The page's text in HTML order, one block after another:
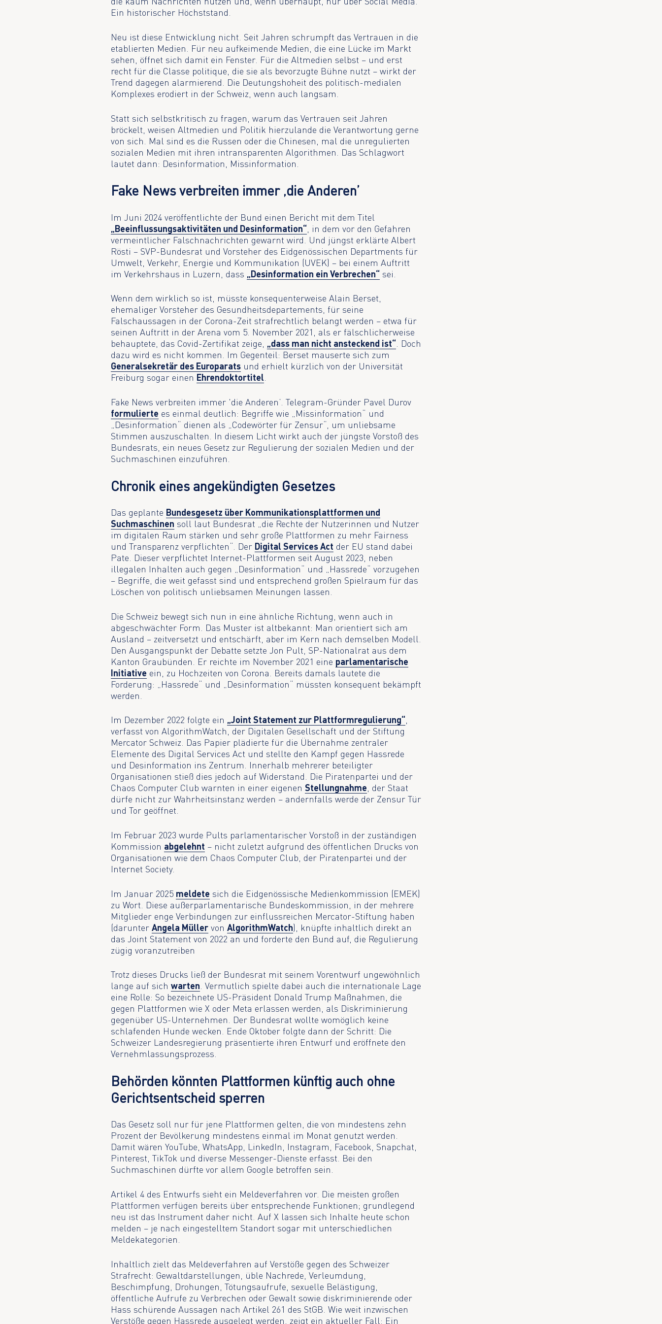
Ein historischer Höchststand.
Neu ist diese Entwicklung nicht. Seit Jahren schrumpft das Vertrauen in die
etablierten Medien. Für neu aufkeimende Medien, die eine Lücke im Markt
sehen, öffnet sich damit ein Fenster. Für die Altmedien selbst – und erst
recht für die Classe politique, die sie als bevorzugte Bühne nutzt – wirkt der
Trend dagegen alarmierend. Die Deutungshoheit des politisch-medialen
Komplexes erodiert in der Schweiz, wenn auch langsam.
Statt sich selbstkritisch zu fragen, warum das Vertrauen seit Jahren
bröckelt, weisen Altmedien und Politik hierzulande die Verantwortung gerne
von sich. Mal sind es die Russen oder die Chinesen, mal die unregulierten
sozialen Medien mit ihren intransparenten Algorithmen. Das Schlagwort
lautet dann: Desinformation, Missinformation.
Fake News verbreiten immer ‚die Anderen’
Im Juni 2024 veröffentlichte der Bund einen Bericht mit dem Titel
„Beeinflussungsaktivitäten und Desinformation“ , in dem vor den Gefahren
vermeintlicher Falschnachrichten gewarnt wird. Und jüngst erklärte Albert
Rösti – SVP-Bundesrat und Vorsteher des Eidgenössischen Departments für
Umwelt, Verkehr, Energie und Kommunikation (UVEK) – bei einem Auftritt
im Verkehrshaus in Luzern, dass „Desinformation ein Verbrechen“ sei.
Wenn dem wirklich so ist, müsste konsequenterweise Alain Berset,
ehemaliger Vorsteher des Gesundheitsdepartements, für seine
Falschaussagen in der Corona-Zeit strafrechtlich belangt werden – etwa für
seinen Auftritt in der Arena vom 5. November 2021, als er fälschlicherweise
behauptete, das Covid-Zertifikat zeige, „dass man nicht ansteckend ist“ . Doch
dazu wird es nicht kommen. Im Gegenteil: Berset mauserte sich zum
Generalsekretär des Europarats und erhielt kürzlich von der Universität
Freiburg sogar einen Ehrendoktortitel
Fake News verbreiten immer 'die Anderen’. Telegram-Gründer Pavel Durov
formulierte es einmal deutlich: Begriffe wie „Missinformation“ und
„Desinformation“ dienen als „Codewörter für Zensur“, um unliebsame
Stimmen auszuschalten. In diesem Licht wirkt auch der jüngste Vorstoß des
Bundesrats, ein neues Gesetz zur Regulierung der sozialen Medien und der
Suchmaschinen einzuführen.
Chronik eines angekündigten Gesetzes
Das geplante Bundesgesetz über Kommunikationsplattformen und
Suchmaschinen soll laut Bundesrat „die Rechte der Nutzerinnen und Nutzer
im digitalen Raum stärken und sehr große Plattformen zu mehr Fairness
und Transparenz verpflichten“. Der Digital Services Act der EU stand dabei
Pate. Dieser verpflichtet Internet-Plattformen seit August 2023, neben
illegalen Inhalten auch gegen „Desinformation“ und „Hassrede“ vorzugehen
– Begriffe, die weit gefasst sind und entsprechend großen Spielraum für das
Löschen von politisch unliebsamen Meinungen lassen.
Die Schweiz bewegt sich nun in eine ähnliche Richtung, wenn auch in
abgeschwächter Form. Das Muster ist altbekannt: Man orientiert sich am
Ausland – zeitversetzt und entschärft, aber im Kern nach demselben Modell.
Den Ausgangspunkt der Debatte setzte Jon Pult, SP-Nationalrat aus dem
Kanton Graubünden. Er reichte im November 2021 eine parlamentarische
Initiative ein, zu Hochzeiten von Corona. Bereits damals lautete die
Forderung: „Hassrede“ und „Desinformation“ müssten konsequent bekämpft
werden.
Im Dezember 2022 folgte ein „Joint Statement zur Plattformregulierung“
verfasst von AlgorithmWatch, der Digitalen Gesellschaft und der Stiftung
Mercator Schweiz. Das Papier plädierte für die Übernahme zentraler
Elemente des Digital Services Act und stellte den Kampf gegen Hassrede
und Desinformation ins Zentrum. Innerhalb mehrerer beteiligter
Organisationen stieß dies jedoch auf Widerstand. Die Piratenpartei und der
Chaos Computer Club warnten in einer eigenenStellungnahme , der Staat
dürfe nicht zur Wahrheitsinstanz werden – andernfalls werde der Zensur Tür
und Tor geöffnet.
Im Februar 2023 wurde Pults parlamentarischer Vorstoß in der zuständigen
Kommission abgelehnt – nicht zuletzt aufgrund des öffentlichen Drucks von
Organisationen wie dem Chaos Computer Club, der Piratenpartei und der
Internet Society.
Im Januar 2025 meldete sich die Eidgenössische Medienkommission (EMEK)
zu Wort. Diese außerparlamentarische Bundeskommission, in der mehrere
Mitglieder enge Verbindungen zur einflussreichen Mercator-Stiftung haben
(darunterAngela Müller vonAlgorithmWatch), knüpfte inhaltlich direkt an
das Joint Statement von 2022 an und forderte den Bund auf, die Regulierung
zügig voranzutreiben
Trotz dieses Drucks ließ der Bundesrat mit seinem Vorentwurf ungewöhnlich
lange auf sichwarten . Vermutlich spielte dabei auch die internationale Lage
eine Rolle: So bezeichnete US-Präsident Donald Trump Maßnahmen, die
gegen Plattformen wie X oder Meta erlassen werden, als Diskriminierung
gegenüber US-Unternehmen. Der Bundesrat wollte womöglich keine
schlafenden Hunde wecken. Ende Oktober folgte dann der Schritt: Die
Schweizer Landesregierung präsentierte ihren Entwurf und eröffnete den
Vernehmlassungsprozess.
Behörden könnten Plattformen künftig auch ohne
Gerichtsentscheid sperren
Das Gesetz soll nur für jene Plattformen gelten, die von mindestens zehn
Prozent der Bevölkerung mindestens einmal im Monat genutzt werden.
Damit wären YouTube, WhatsApp, LinkedIn, Instagram, Facebook, Snapchat,
Pinterest, TikTok und diverse Messenger-Dienste erfasst. Bei den
Suchmaschinen dürfte vor allem Google betroffen sein.
Artikel 4 des Entwurfs sieht ein Meldeverfahren vor. Die meisten großen
Plattformen verfügen bereits über entsprechende Funktionen; grundlegend
neu ist das Instrument daher nicht. Auf X lassen sich Inhalte heute schon
melden – je nach eingestelltem Standort sogar mit unterschiedlichen
Meldekategorien.
Inhaltlich zielt das Meldeverfahren auf Verstöße gegen des Schweizer
Strafrecht: Gewaltdarstellungen, üble Nachrede, Verleumdung,
Beschimpfung, Drohungen, Tötungsaufrufe, sexuelle Belästigung,
öffentliche Aufrufe zu Verbrechen oder Gewalt sowie diskriminierende oder
Hass schürende Aussagen nach Artikel 261 des StGB. Wie weit inzwischen
Verstöße gegen Hassrede ausgelegt werden, zeigt ein aktueller Fall: Ein